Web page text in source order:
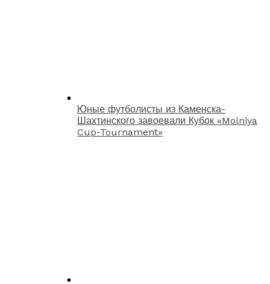
Юные футболисты из Каменска-
Шахтинского завоевали Кубок «Molniya
Cup-Tournament»